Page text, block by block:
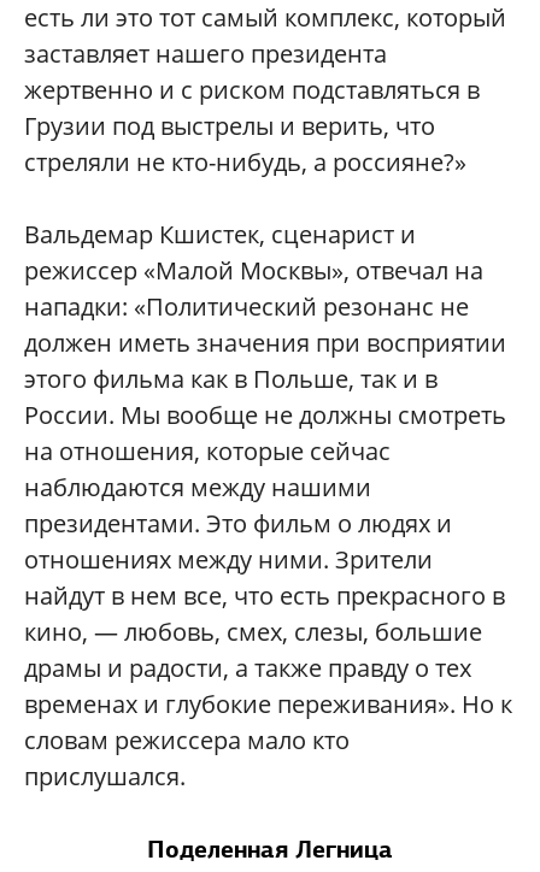
есть ли это тот самый комплекс, который
заставляет нашего президента
жертвенно и с риском подставляться в
Грузии под выстрелы и верить, что
стреляли не кто-нибудь, а россияне?»
Вальдемар Кшистек, сценарист и
режиссер «Малой Москвы», отвечал на
нападки: «Политический резонанс не
должен иметь значения при восприятии
этого фильма как в Польше, так и в
России. Мы вообще не должны смотреть
на отношения, которые сейчас
наблюдаются между нашими
президентами. Это фильм о людях и
отношениях между ними. Зрители
найдут в нем все, что есть прекрасного в
кино, — любовь, смех, слезы, большие
драмы и радости, а также правду о тех
временах и глубокие переживания». Но к
словам режиссера мало кто
прислушался.
Поделенная Легница